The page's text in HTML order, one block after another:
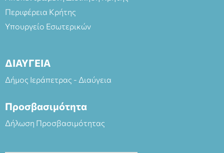
Περιφέρεια Κρήτης
Υπουργείο Εσωτερικών
ΔΙΑΥΓΕΙΑ
Δήμος Ιεράπετρας - Διαύγεια
Προσβασιμότητα
Δήλωση Προσβασιμότητας